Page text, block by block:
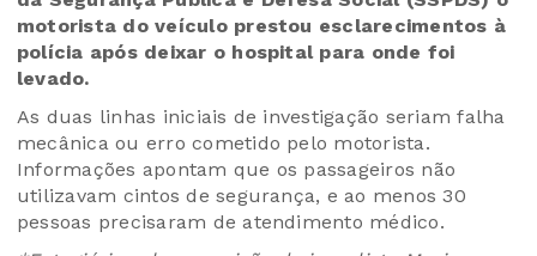
motorista do veículo prestou esclarecimentos à
polícia após deixar o hospital para onde foi
levado.
As duas linhas iniciais de investigação seriam falha
mecânica ou erro cometido pelo motorista.
Informações apontam que os passageiros não
utilizavam cintos de segurança, e ao menos 30
pessoas precisaram de atendimento médico.